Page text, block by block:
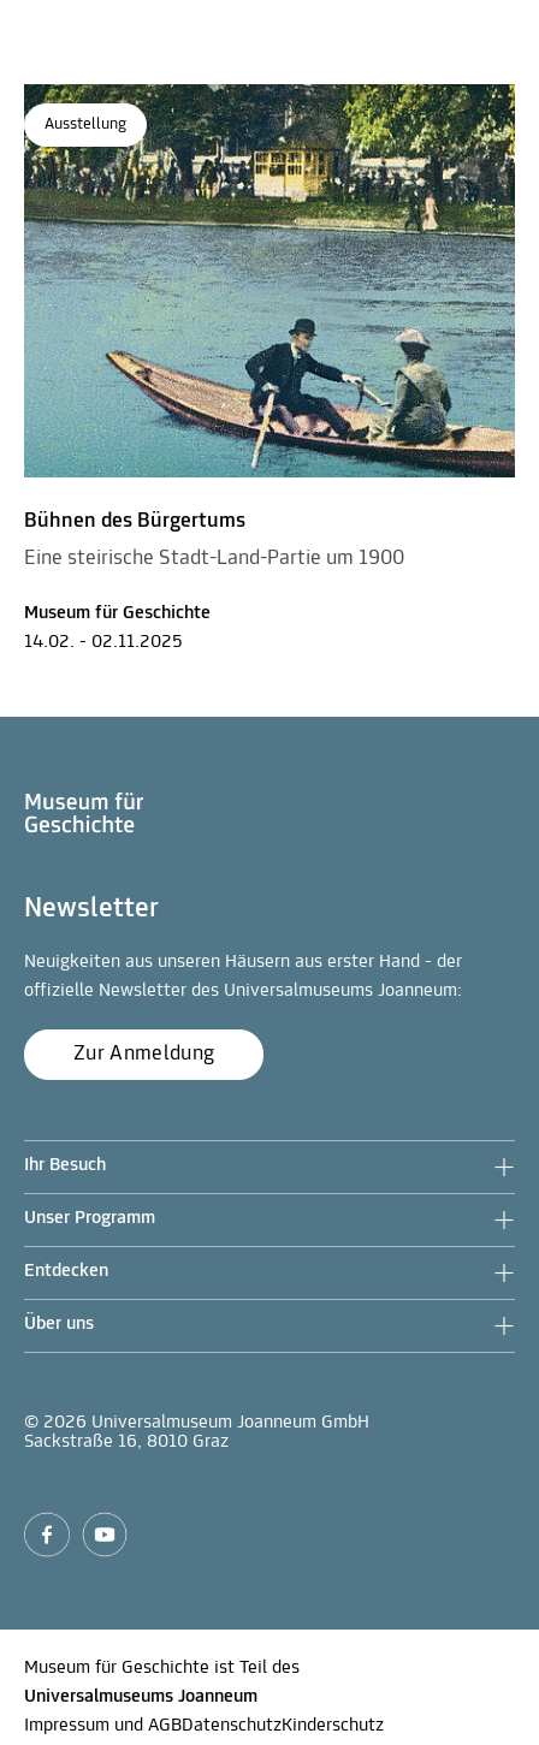
Ausstellung
Bühnen des Bürgertums
Eine steirische Stadt-Land-Partie um 1900
Museum für Geschichte
14.02. - 02.11.2025
Newsletter
Neuigkeiten aus unseren Häusern aus erster Hand - der
offizielle Newsletter des Universalmuseums Joanneum:
Zur Anmeldung
Ihr Besuch
Unser Programm
Entdecken
Über uns
© 2026 Universalmuseum Joanneum GmbH
Sackstraße 16, 8010 Graz
Museum für Geschichte ist Teil des
Universalmuseums Joanneum
Impressum und AGBDatenschutzKinderschutz